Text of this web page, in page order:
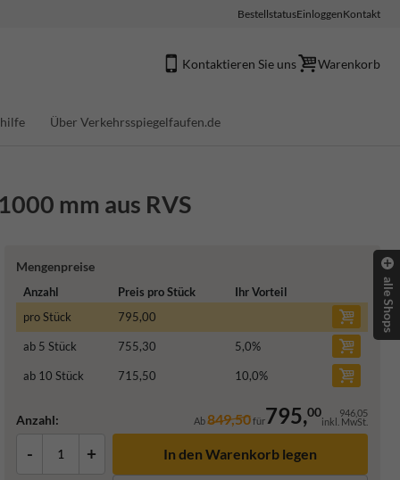
BestellstatusEinloggenKontakt
Kontaktieren Sie uns Warenkorb
Über Verkehrsspiegelfaufen.de
mm aus RVS
Mengenpreise
Anzahl Preis pro Stück
Ihr Vorteil
pro Stück
795,00
ab 5 Stück 755,30 5,0%
ab 10 Stück 715,50 10,0%
Anzahl: Ab849,50für795,00 946,05
inkl. MwSt.
- + In den Warenkorb legen
alle Shops